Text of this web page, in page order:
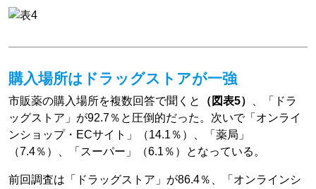
購入場所はドラッグストアが一強
市販薬の購入場所を複数回答で聞くと （図表5）
、「ドラ
ッグストア」が92.7％と圧倒的だった。次いで「オンライ
ンショップ・ECサイト」（14.1％）、「薬局」
（7.4％）、「スーパー」（6.1％）となっている。
前回調査は「ドラッグストア」が86.4％、「オンラインシ